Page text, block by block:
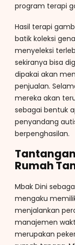
program terapi
Hasil terapi
batik koleksi
menyeleksi
sekiranya bisa
dipakai akan
penjualan.
mereka akan
sebagai bentuk
penyandang
berpenghasilan.
Rumah
Mbak Dini
mengaku
menjalankan
manajemen
merupakan